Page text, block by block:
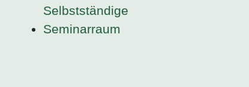
Selbstständige
Seminarraum